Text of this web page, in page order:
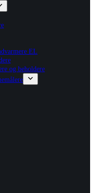
EL
og beholdere